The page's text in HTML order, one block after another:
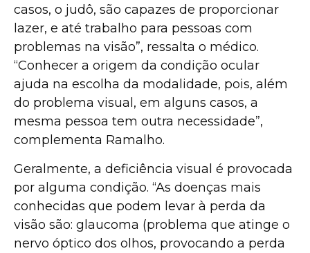
casos, o judô, são capazes de proporcionar
lazer, e até trabalho para pessoas com
problemas na visão”, ressalta o médico.
“Conhecer a origem da condição ocular
ajuda na escolha da modalidade, pois, além
do problema visual, em alguns casos, a
mesma pessoa tem outra necessidade”,
complementa Ramalho.
Geralmente, a deficiência visual é provocada
por alguma condição. “As doenças mais
conhecidas que podem levar à perda da
visão são: glaucoma (problema que atinge o
nervo óptico dos olhos, provocando a perda